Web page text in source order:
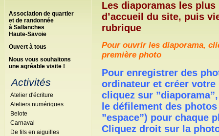
Association de quartier
et de randonnée
à Sallanches
Haute-Savoie
Ouvert à tous
Nous vous souhaitons
une agréable visite !
Activités
Atelier d'écriture
Ateliers numériques
Belote
Carnaval
De fils en aiguilles
Les diaporamas les
d’accueil du site, puis
rubrique
Pour ouvrir les diaporama,
première photo
Pour enregistrer des
ordinateur et créer
cliquez sur
le défilement des
”espace”) pour chaque
Cliquez droit sur la